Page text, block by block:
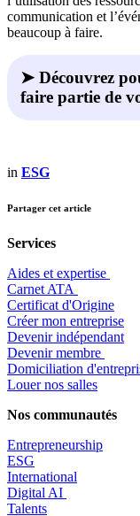
communication et
beaucoup à faire.
➤ Découvrez
faire partie de
in ESG
Partager cet article
Services
Aides et expertise
​Carnet ATA
Certificat d'Origine
Créer mon entreprise
Devenir indépendant
Devenir membre
​Domiciliation
Louer nos salles
Nos communautés
Entrepreneurship
ESG
International
Digital AI
Talents